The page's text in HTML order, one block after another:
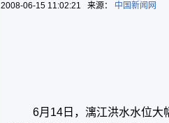
2008-06-15 11:02:21 来源： 中国新闻网
6月14日，漓江洪水水位大